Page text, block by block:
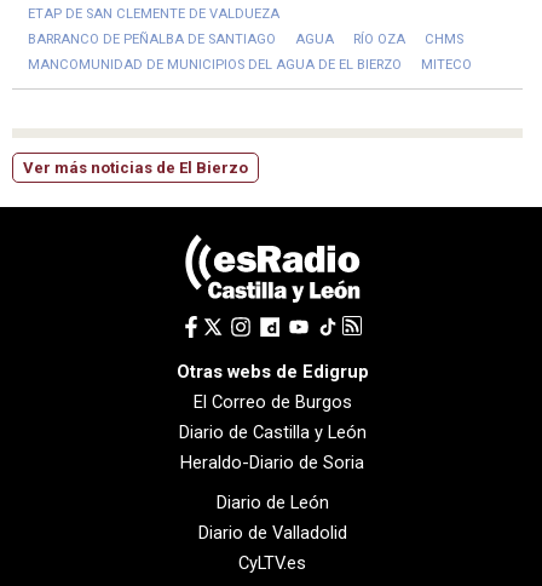
ETAP DE SAN CLEMENTE DE VALDUEZA
BARRANCO DE PEÑALBA DE SANTIAGO
AGUA RÍO OZA
CHMS
MANCOMUNIDAD DE MUNICIPIOS DEL AGUA DE EL BIERZO
MITECO
Ver más noticias de El Bierzo
Otras webs de Edigrup
El Correo de Burgos
Diario de Castilla y León
Heraldo-Diario de Soria
Diario de León
Diario de Valladolid
CyLTV.es